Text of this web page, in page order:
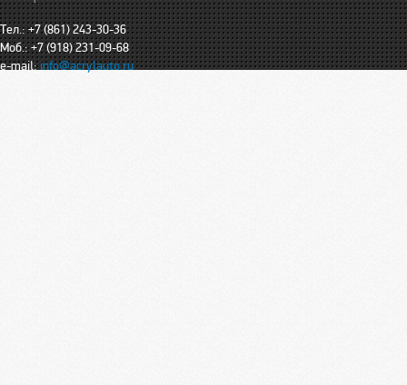
Тел.: +7 (861) 243-30-36
Моб.: +7 (918) 231-09-68
e-mail:info@acrylauto.ru